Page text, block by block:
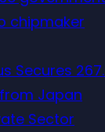
chipmaker
Secures
from Japan
Sector